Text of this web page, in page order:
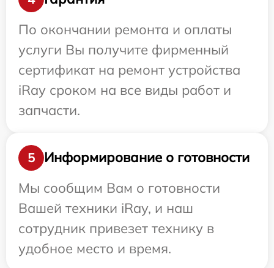
По окончании ремонта и оплаты
услуги Вы получите фирменный
сертификат на ремонт устройства
iRay сроком на все виды работ и
запчасти.
5
Информирование о готовности
Мы сообщим Вам о готовности
Вашей техники iRay, и наш
сотрудник привезет технику в
удобное место и время.